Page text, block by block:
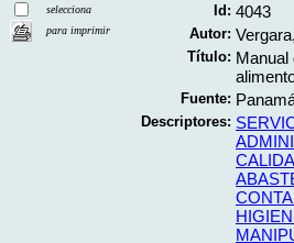
selecciona
para imprimir
Id: 4043
Autor:
Título: Manual
Fuente:
Descriptores: